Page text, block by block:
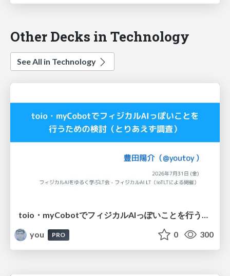
Other Decks in Technology
See All in Technology
you
PRO 0 300